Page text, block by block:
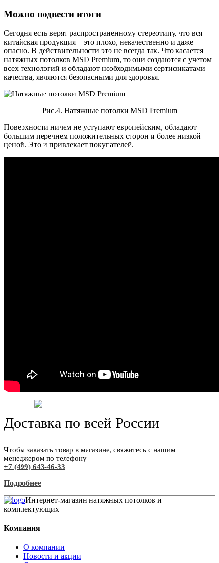
Можно подвести итоги
Сегодня есть верят распространенному стереотипу, что вся
китайская продукция – это плохо, некачественно и даже
опасно. В действительности это не всегда так. Что касается
натяжных потолков MSD Premium, то они создаются с учетом
всех технологий и обладают необходимыми сертификатами
качества, являются безопасными для здоровья.
Рис.4. Натяжные потолки MSD Premium
Поверхности ничем не уступают европейским, обладают
большим перечнем положительных сторон и более низкой
ценой. Это и привлекает покупателей.
Доставка по всей России
Чтобы заказать товар в магазине, свяжитесь с нашим
менеджером по телефону
+7 (499) 643-46-33
Подробнее
Интернет-магазин натяжных потолков и
комплектующих
Компания
О компании
Новости и акции